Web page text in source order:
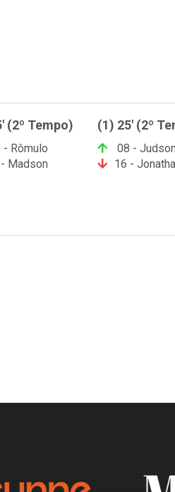
(2º Tempo)
- Rômulo
Madson
(1) 25' (2º
08 - Judson
16 -